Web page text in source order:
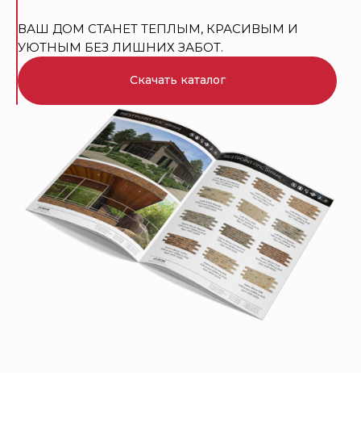
ВАШ ДОМ СТАНЕТ ТЕПЛЫМ, КРАСИВЫМ И
УЮТНЫМ БЕЗ ЛИШНИХ ЗАБОТ.
Скачать каталог